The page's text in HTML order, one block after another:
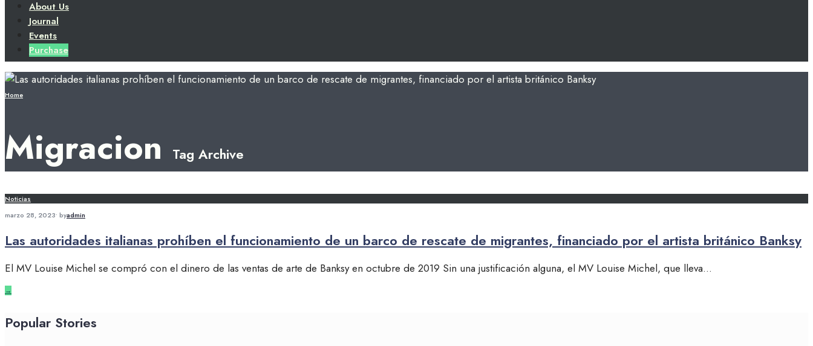
About Us
Journal
Events
Purchase
Home
Migracion Tag Archive
Noticias
marzo 28, 2023• byadmin
Las autoridades italianas prohíben el funcionamiento de un barco de rescate de migrantes, financiado por el artista británico Banksy
El MV Louise Michel se compró con el dinero de las ventas de arte de Banksy en octubre de 2019 Sin una justificación alguna, el MV Louise Michel, que lleva...
→
Popular Stories